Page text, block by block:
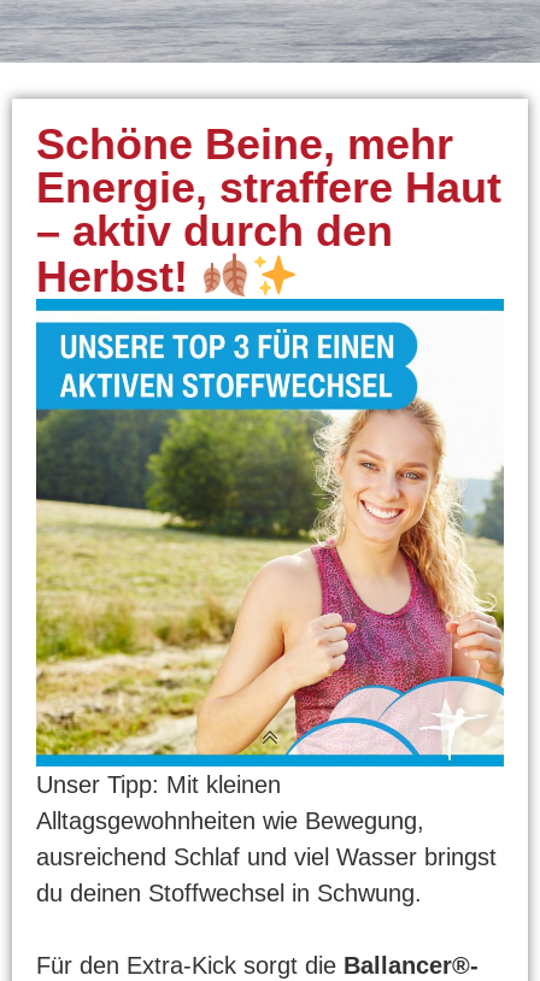
Schöne Beine, mehr
Energie, straffere Haut
– aktiv durch den
Herbst!
Unser Tipp: Mit kleinen
Alltagsgewohnheiten wie Bewegung,
ausreichend Schlaf und viel Wasser bringst
du deinen Stoffwechsel in Schwung.
Für den Extra-Kick sorgt die Ballancer®-